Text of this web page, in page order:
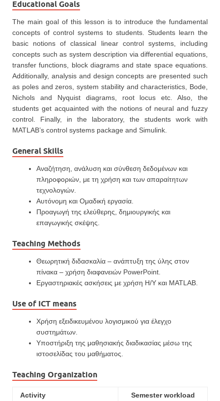
Educational Goals
The main goal of this lesson is to introduce the fundamental
concepts of control systems to students. Students learn the
basic notions of classical linear control systems, including
concepts such as system description via differential equations,
transfer functions, block diagrams and state space equations.
Additionally, analysis and design concepts are presented such
as poles and zeros, system stability and characteristics, Bode,
Nichols and Nyquist diagrams, root locus etc. Also, the
students get acquainted with the notions of neural and fuzzy
control. Finally, in the laboratory, the students work with
MATLAB’s control systems package and Simulink.
General Skills
Αναζήτηση, ανάλυση και σύνθεση δεδομένων και
πληροφοριών, με τη χρήση και των απαραίτητων
τεχνολογιών.
Αυτόνομη και Ομαδική εργασία.
Προαγωγή της ελεύθερης, δημιουργικής και
επαγωγικής σκέψης.
Teaching Methods
Θεωρητική διδασκαλία – ανάπτυξη της ύλης στον
πίνακα – χρήση διαφανειών PowerPoint.
Εργαστηριακές ασκήσεις με χρήση H/Y και MATLAB.
Use of ICT means
Χρήση εξειδικευμένου λογισμικού για έλεγχο
συστημάτων.
Υποστήριξη της μαθησιακής διαδικασίας μέσω της
ιστοσελίδας του μαθήματος.
Teaching Organization
Activity Semester workload